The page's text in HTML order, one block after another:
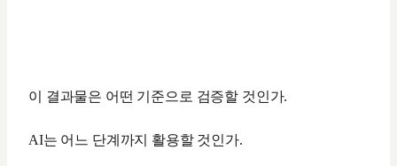
이 결과물은 어떤 기준으로 검증할 것인가.
AI는 어느 단계까지 활용할 것인가.